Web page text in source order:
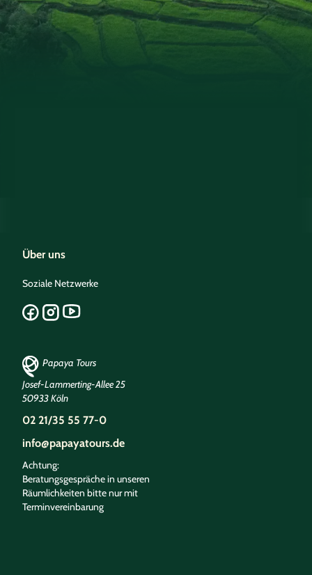
Über uns
Soziale Netzwerke
Papaya Tours
Josef-Lammerting-Allee 25
50933 Köln
02 21/35 55 77-0
info@papayatours.de
Achtung:
Beratungsgespräche in unseren
Räumlichkeiten bitte nur mit
Terminvereinbarung